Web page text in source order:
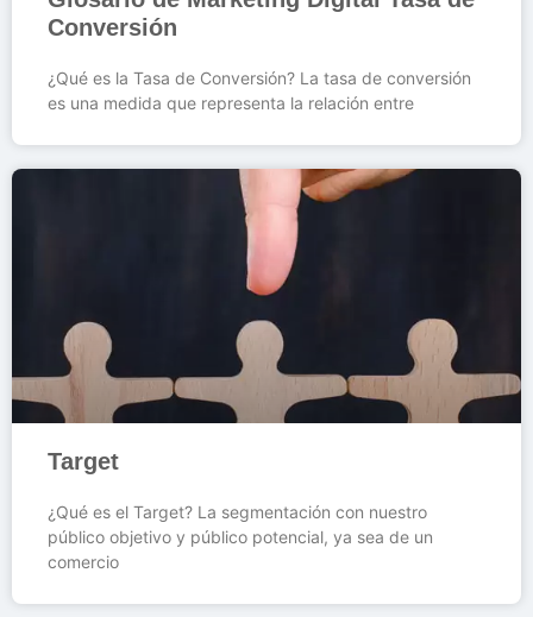
Conversión
¿Qué es la Tasa de Conversión? La tasa de conversión
es una medida que representa la relación entre
Target
¿Qué es el Target? La segmentación con nuestro
público objetivo y público potencial, ya sea de un
comercio